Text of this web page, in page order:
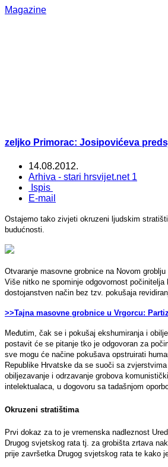
Magazine
zeljko Primorac: Josipovićeva
14.08.2012.
Arhiva - stari hrsvijet.net 1
Ispis
E-mail
Ostajemo tako zivjeti okruzeni ljudskim
budućnosti.
Otvaranje masovne grobnice na Novom
Više nitko ne spominje odgovornost
dostojanstven način bez tzv. pokušaja
>>Tajna masovne grobnice u Vrgorcu:
Međutim, čak se i pokušaj ekshumiranja i
postavit će se pitanje tko je odgovoran za
sve mogu će načine pokušava opstruirati
Republike Hrvatske da se suoči sa
obiljezavanje i odrzavanje grobova
intelektualaca, u dogovoru sa tadašnjom
Okruzeni stratištima
Prvi dokaz za to je vremenska nadleznost
Drugog svjetskog rata tj. za grobišta zrtava
prije završetka Drugog svjetskog rata te kako